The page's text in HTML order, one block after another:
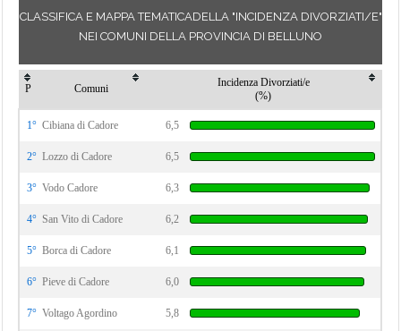
CLASSIFICA E MAPPA TEMATICADELLA "INCIDENZA DIVORZIATI/E"
NEI COMUNI DELLA PROVINCIA DI BELLUNO
P Comuni
Incidenza Divorziati/e
(%)
1° Cibiana di Cadore 6,5
2° Lozzo di Cadore 6,5
3° Vodo Cadore 6,3
4° San Vito di Cadore 6,2
5° Borca di Cadore 6,1
6° Pieve di Cadore 6,0
7° Voltago Agordino 5,8